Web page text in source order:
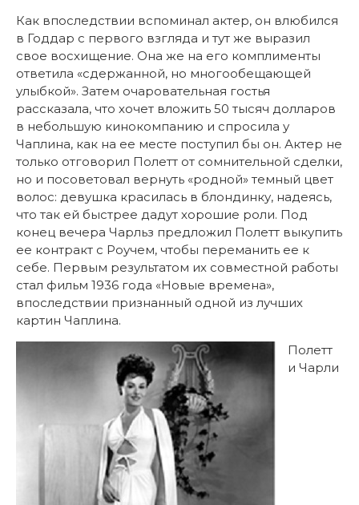
Как впоследствии вспоминал актер, он влюбился
в Годдар с первого взгляда и тут же выразил
свое восхищение. Она же на его комплименты
ответила «сдержанной, но многообещающей
улыбкой». Затем очаровательная гостья
рассказала, что хочет вложить 50 тысяч долларов
в небольшую кинокомпанию и спросила у
Чаплина, как на ее месте поступил бы он. Актер не
только отговорил Полетт от сомнительной сделки,
но и посоветовал вернуть «родной» темный цвет
волос: девушка красилась в блондинку, надеясь,
что так ей быстрее дадут хорошие роли. Под
конец вечера Чарльз предложил Полетт выкупить
ее контракт с Роучем, чтобы переманить ее к
себе. Первым результатом их совместной работы
стал фильм 1936 года «Новые времена»,
впоследствии признанный одной из лучших
картин Чаплина.
Полетт
и Чарли